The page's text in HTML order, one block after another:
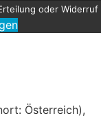
oder Widerruf
Österreich),